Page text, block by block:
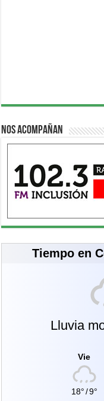
Nos acompañan
Tiempo en
Lluvia
Vie
18°/9°